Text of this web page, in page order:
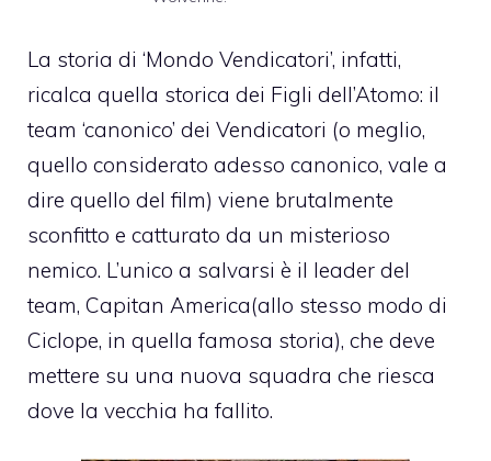
La storia di ‘Mondo Vendicatori’, infatti,
ricalca quella storica dei Figli dell’Atomo: il
team ‘canonico’ dei Vendicatori (o meglio,
quello considerato adesso canonico, vale a
dire quello del film) viene brutalmente
sconfitto e catturato da un misterioso
nemico. L’unico a salvarsi è il leader del
team, Capitan America(allo stesso modo di
Ciclope, in quella famosa storia), che deve
mettere su una nuova squadra che riesca
dove la vecchia ha fallito.